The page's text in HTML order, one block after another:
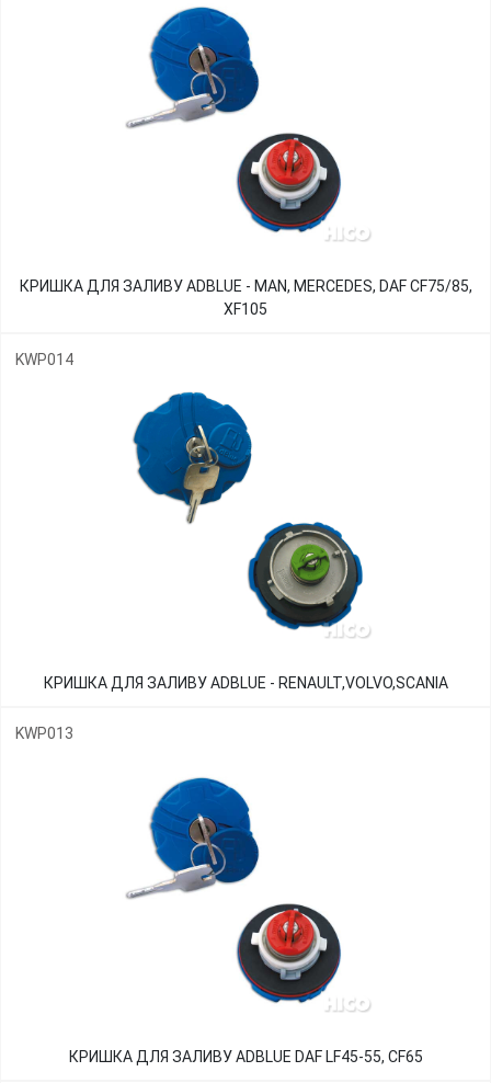
КРИШКА ДЛЯ ЗАЛИВУ ADBLUE - MAN, MERCEDES, DAF CF75/85,
XF105
KWP014
КРИШКА ДЛЯ ЗАЛИВУ ADBLUE - RENAULT,VOLVO,SCANIA
KWP013
КРИШКА ДЛЯ ЗАЛИВУ ADBLUE DAF LF45-55, CF65